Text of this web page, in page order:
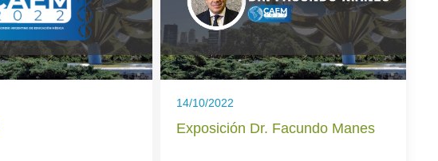
14/10/2022
Exposición Dr. Facundo Manes